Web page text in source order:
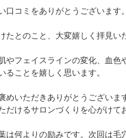
口コミをありがとうございます。
とのこと、大変嬉しく拝見い
やフェイスラインの変化、血
ることを嬉しく思います。
めいただきありがとうござい
けるサロンづくりを心がけて
は何よりの励みです。次回は